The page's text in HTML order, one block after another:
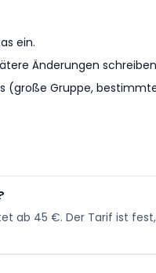
ein.
Änderungen
(große Gruppe,
ab 45 €. Der Tarif ist